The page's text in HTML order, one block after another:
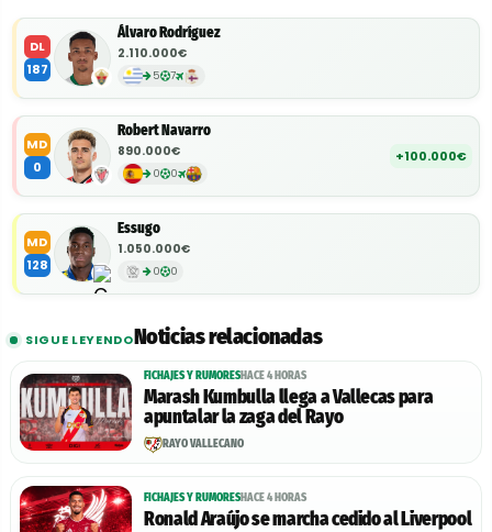
DL
187
Álvaro Rodríguez
2.110.000€
5 7
MD
0
Robert Navarro
890.000€
0 0
+100.000€
MD
128
Essugo
1.050.000€
0 0
SIGUE LEYENDONoticias relacionadas
FICHAJES Y RUMORESHACE 4 HORAS
Marash Kumbulla llega a Vallecas para
apuntalar la zaga del Rayo
RAYO VALLECANO
FICHAJES Y RUMORESHACE 4 HORAS
Ronald Araújo se marcha cedido al Liverpool